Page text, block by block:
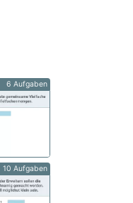
6 Aufgaben
10 Aufgaben